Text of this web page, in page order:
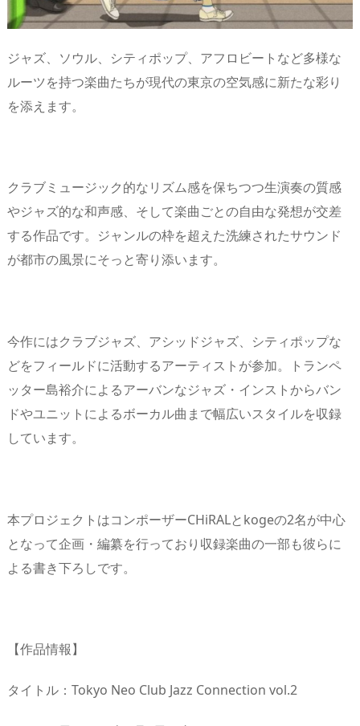
ジャズ、ソウル、シティポップ、アフロビートなど多様な
ルーツを持つ楽曲たちが現代の東京の空気感に新たな彩り
を添えます。
クラブミュージック的なリズム感を保ちつつ生演奏の質感
やジャズ的な和声感、そして楽曲ごとの自由な発想が交差
する作品です。ジャンルの枠を超えた洗練されたサウンド
が都市の風景にそっと寄り添います。
今作にはクラブジャズ、アシッドジャズ、シティポップな
どをフィールドに活動するアーティストが参加。トランペ
ッター島裕介によるアーバンなジャズ・インストからバン
ドやユニットによるボーカル曲まで幅広いスタイルを収録
しています。
本プロジェクトはコンポーザーCHiRALとkogeの2名が中心
となって企画・編纂を行っており収録楽曲の一部も彼らに
よる書き下ろしです。
【作品情報】
タイトル：Tokyo Neo Club Jazz Connection vol.2